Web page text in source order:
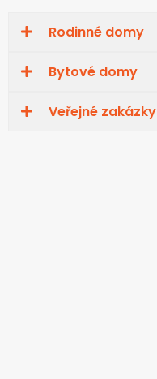
Rodinné domy
Bytové domy
Veřejné zakázky